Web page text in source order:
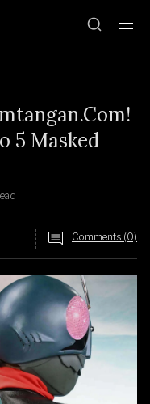
5 Masked
Comments (0)